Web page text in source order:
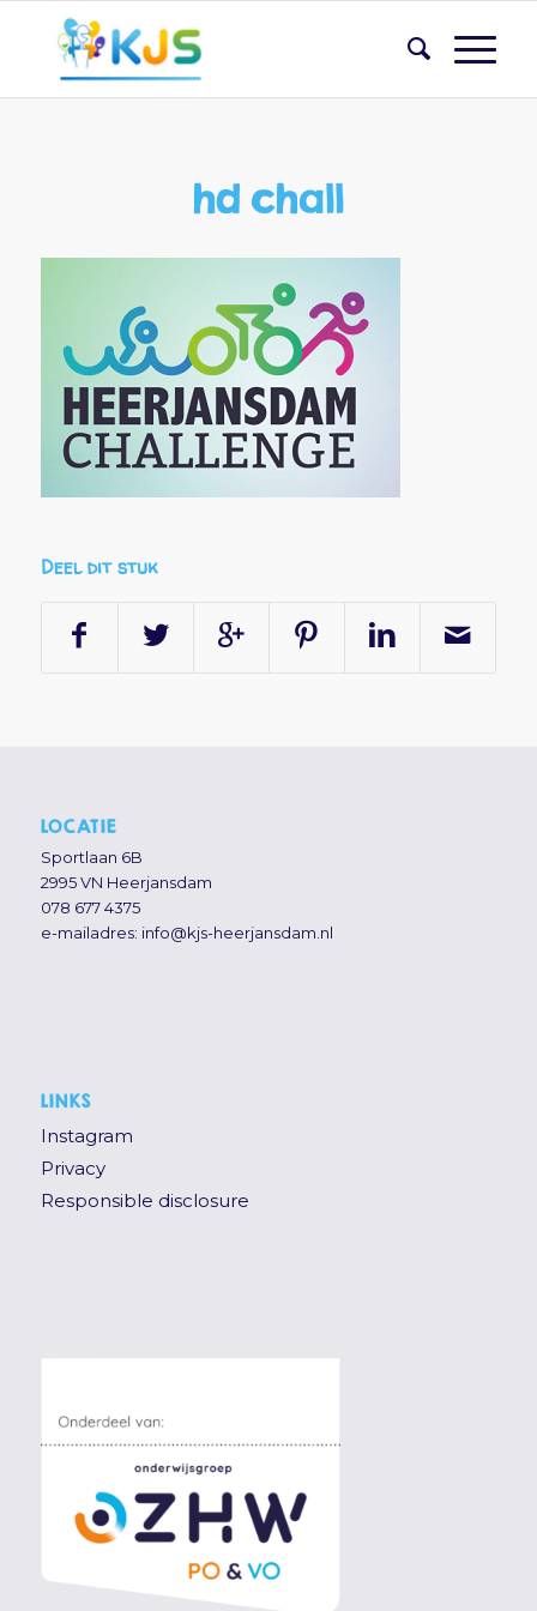
hd chall
Deel dit stuk
LOCATIE
Sportlaan 6B
2995 VN Heerjansdam
078 677 4375
e-mailadres: info@kjs-heerjansdam.nl
LINKS
Instagram
Privacy
Responsible disclosure